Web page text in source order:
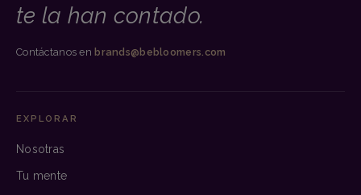
te la han contado.
Contáctanos enbrands@bebloomers.com
EXPLORAR
Nosotras
Tu mente